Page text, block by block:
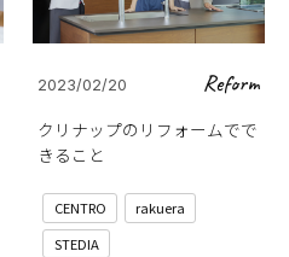
2023/02/20 Reform
クリナップのリフォームでで
きること
CENTRO
rakuera
STEDIA